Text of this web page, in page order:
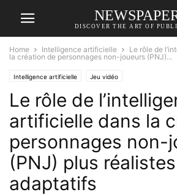
DISCOVER THE ART OF
Home Intelligence artificielle
Le rôle de
la création de personnages non-joueurs (PNJ)...
Intelligence artificielle Jeu vidéo
Le rôle de
artificielle dans la
personnages non-
(PNJ) plus
adaptatifs